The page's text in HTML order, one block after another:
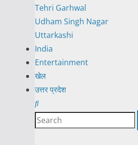
Tehri Garhwal
Udham Singh Nagar
Uttarkashi
India
Entertainment
खेल
उत्तर प्रदेश